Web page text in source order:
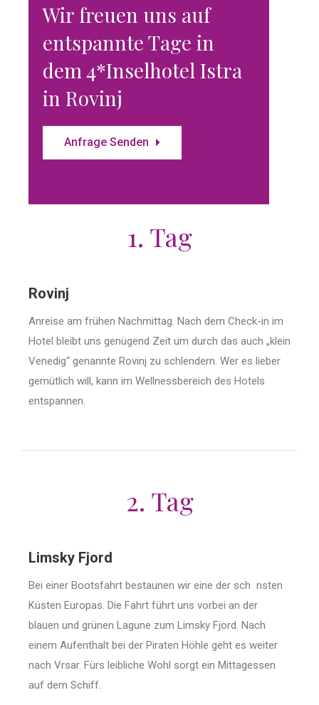
Wir freuen uns auf
entspannte Tage in
dem 4*Inselhotel Istra
in Rovinj
Anfrage Senden
1. Tag
Rovinj
Anreise am frühen Nachmittag. Nach dem Check-in im
Hotel bleibt uns genügend Zeit um durch das auch „klein
Venedig“ genannte Rovinj zu schlendern. Wer es lieber
gemütlich will, kann im Wellnessbereich des Hotels
entspannen.
2. Tag
Limsky Fjord
Bei einer Bootsfahrt bestaunen wir eine der sch nsten
Küsten Europas. Die Fahrt führt uns vorbei an der
blauen und grünen Lagune zum Limsky Fjord. Nach
einem Aufenthalt bei der Piraten Höhle geht es weiter
nach Vrsar. Fürs leibliche Wohl sorgt ein Mittagessen
auf dem Schiff.